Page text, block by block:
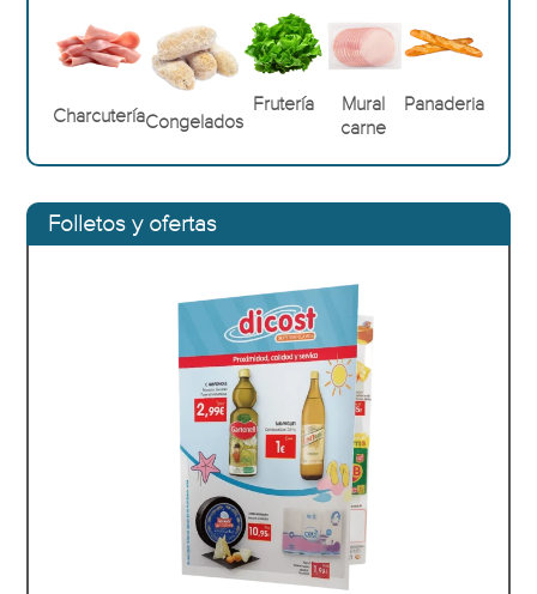
CharcuteríaCongelados
Frutería
Mural
carne
Panaderia
Folletos y ofertas